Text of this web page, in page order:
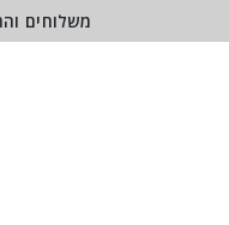
משלוחים